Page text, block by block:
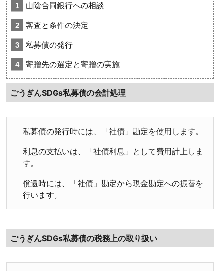
山陰合同銀行への相談
審査と条件の決定
私募債の発行
寄贈先の選定と寄贈の実施
ごうぎんSDGs私募債の会計処理
私募債の発行時には、「社債」勘定を使用します。
利息の支払いは、「社債利息」として費用計上しま
す。
償還時には、「社債」勘定から現金勘定への振替を
行います。
ごうぎんSDGs私募債の税務上の取り扱い